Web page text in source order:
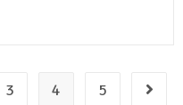
3 4 5